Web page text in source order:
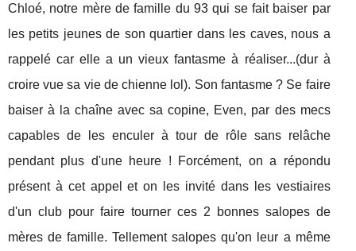
Chloé, notre mère de famille du 93 qui se fait baiser par
les petits jeunes de son quartier dans les caves, nous a
rappelé car elle a un vieux fantasme à réaliser...(dur à
croire vue sa vie de chienne lol). Son fantasme ? Se faire
baiser à la chaîne avec sa copine, Even, par des mecs
capables de les enculer à tour de rôle sans relâche
pendant plus d'une heure ! Forcément, on a répondu
présent à cet appel et on les invité dans les vestiaires
d'un club pour faire tourner ces 2 bonnes salopes de
mères de famille. Tellement salopes qu'on leur a même